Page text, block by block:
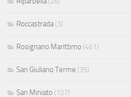
Roccastrada (3)
Rosignano Marittimo (461)
San Giuliano Terme (35)
San Miniato (127)